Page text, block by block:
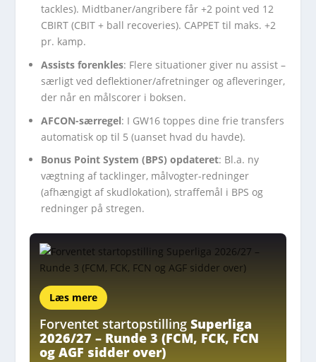
tackles). Midtbaner/angribere får +2 point ved 12
CBIRT (CBIT + ball recoveries). CAPPET til maks. +2
pr. kamp.
Assists forenkles: Flere situationer giver nu assist –
særligt ved deflektioner/afretninger og afleveringer,
der når en målscorer i boksen.
AFCON-særregel: I GW16 toppes dine frie transfers
automatisk op til 5 (uanset hvad du havde).
Bonus Point System (BPS) opdateret: Bl.a. ny
vægtning af tacklinger, målvogter-redninger
(afhængigt af skudlokation), straffemål i BPS og
redninger på stregen.
Læs mere
Forventet startopstilling Superliga
2026/27 – Runde 3 (FCM, FCK, FCN
og AGF sidder over)